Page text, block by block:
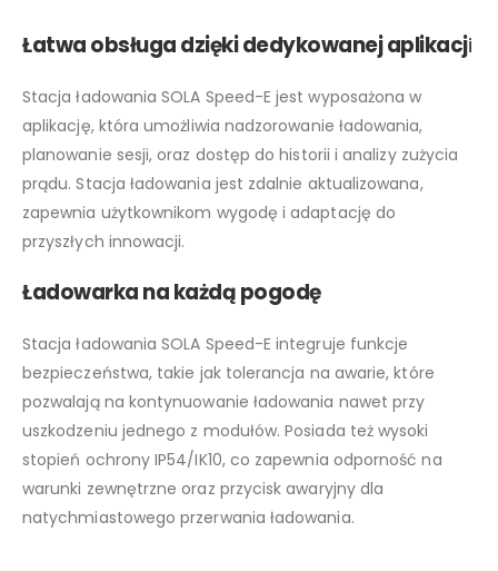
Łatwa obsługa dzięki dedykowanej aplikacji
Stacja ładowania SOLA Speed-E jest wyposażona w
aplikację, która umożliwia nadzorowanie ładowania,
planowanie sesji, oraz dostęp do historii i analizy zużycia
prądu. Stacja ładowania jest zdalnie aktualizowana,
zapewnia użytkownikom wygodę i adaptację do
przyszłych innowacji.
Ładowarka na każdą pogodę
Stacja ładowania SOLA Speed-E integruje funkcje
bezpieczeństwa, takie jak tolerancja na awarie, które
pozwalają na kontynuowanie ładowania nawet przy
uszkodzeniu jednego z modułów. Posiada też wysoki
stopień ochrony IP54/IK10, co zapewnia odporność na
warunki zewnętrzne oraz przycisk awaryjny dla
natychmiastowego przerwania ładowania.